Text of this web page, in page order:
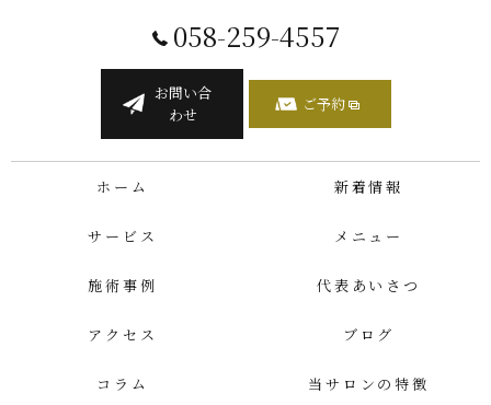
058-259-4557
お問い合
わせ
ご予約
ホーム 新着情報
サービス メニュー
施術事例 代表あいさつ
アクセス ブログ
コラム 当サロンの特徴